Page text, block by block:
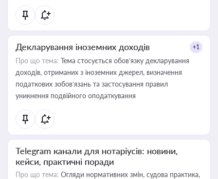
Декларування іноземних доходів +1
Про що тема: Тема стосується обов’язку декларування
доходів, отриманих з іноземних джерел, визначення
податкових зобов’язань та застосування правил
уникнення подвійного оподаткування
Telegram канали для нотаріусів: новини,
кейси, практичні поради
Про що тема: Огляди нормативних змін, судова практика,